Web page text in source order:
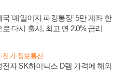
국 '매일이자 파킹통장' 5만 계좌 한
로 다시 출시, 최고 연 2.0% 금리
전기·정보통신
전자 SK하이닉스 D램 가격에 해외